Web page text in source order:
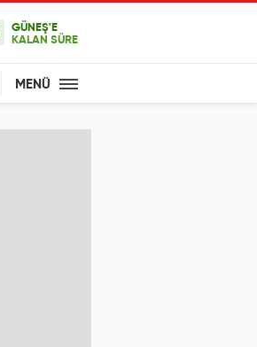
GÜNEŞ'E
KALAN SÜRE
MENÜ